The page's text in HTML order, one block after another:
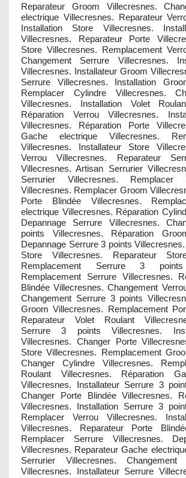
Reparateur Groom Villecresnes.
electrique Villecresnes. Reparateur
Installation Store Villecresnes.
Villecresnes. Reparateur Porte
Store Villecresnes. Remplacement
Changement Serrure Villecresnes.
Villecresnes. Installateur Groom
Serrure Villecresnes. Installation
Remplacer Cylindre Villecresnes.
Villecresnes. Installation Volet
Réparation Verrou Villecresnes.
Villecresnes. Réparation Porte
Gache electrique Villecresnes.
Villecresnes. Installateur Store
Verrou Villecresnes. Reparateur
Villecresnes. Artisan Serrurier
Serrurier Villecresnes. Remplacer
Villecresnes. Remplacer Groom
Porte Blindée Villecresnes.
electrique Villecresnes. Réparation
Depannage Serrure Villecresnes.
points Villecresnes. Réparation
Depannage Serrure 3 points
Store Villecresnes. Reparateur
Remplacement Serrure 3 points
Remplacement Serrure Villecresnes.
Blindée Villecresnes. Changement
Changement Serrure 3 points
Groom Villecresnes. Remplacement
Reparateur Volet Roulant
Serrure 3 points Villecresnes.
Villecresnes. Changer Porte
Store Villecresnes. Remplacement
Changer Cylindre Villecresnes.
Roulant Villecresnes. Réparation
Villecresnes. Installateur Serrure 3
Changer Porte Blindée Villecresnes.
Villecresnes. Installation Serrure 3
Remplacer Verrou Villecresnes.
Villecresnes. Reparateur Porte
Remplacer Serrure Villecresnes.
Villecresnes. Reparateur Gache
Serrurier Villecresnes.
Villecresnes. Installateur Serrure